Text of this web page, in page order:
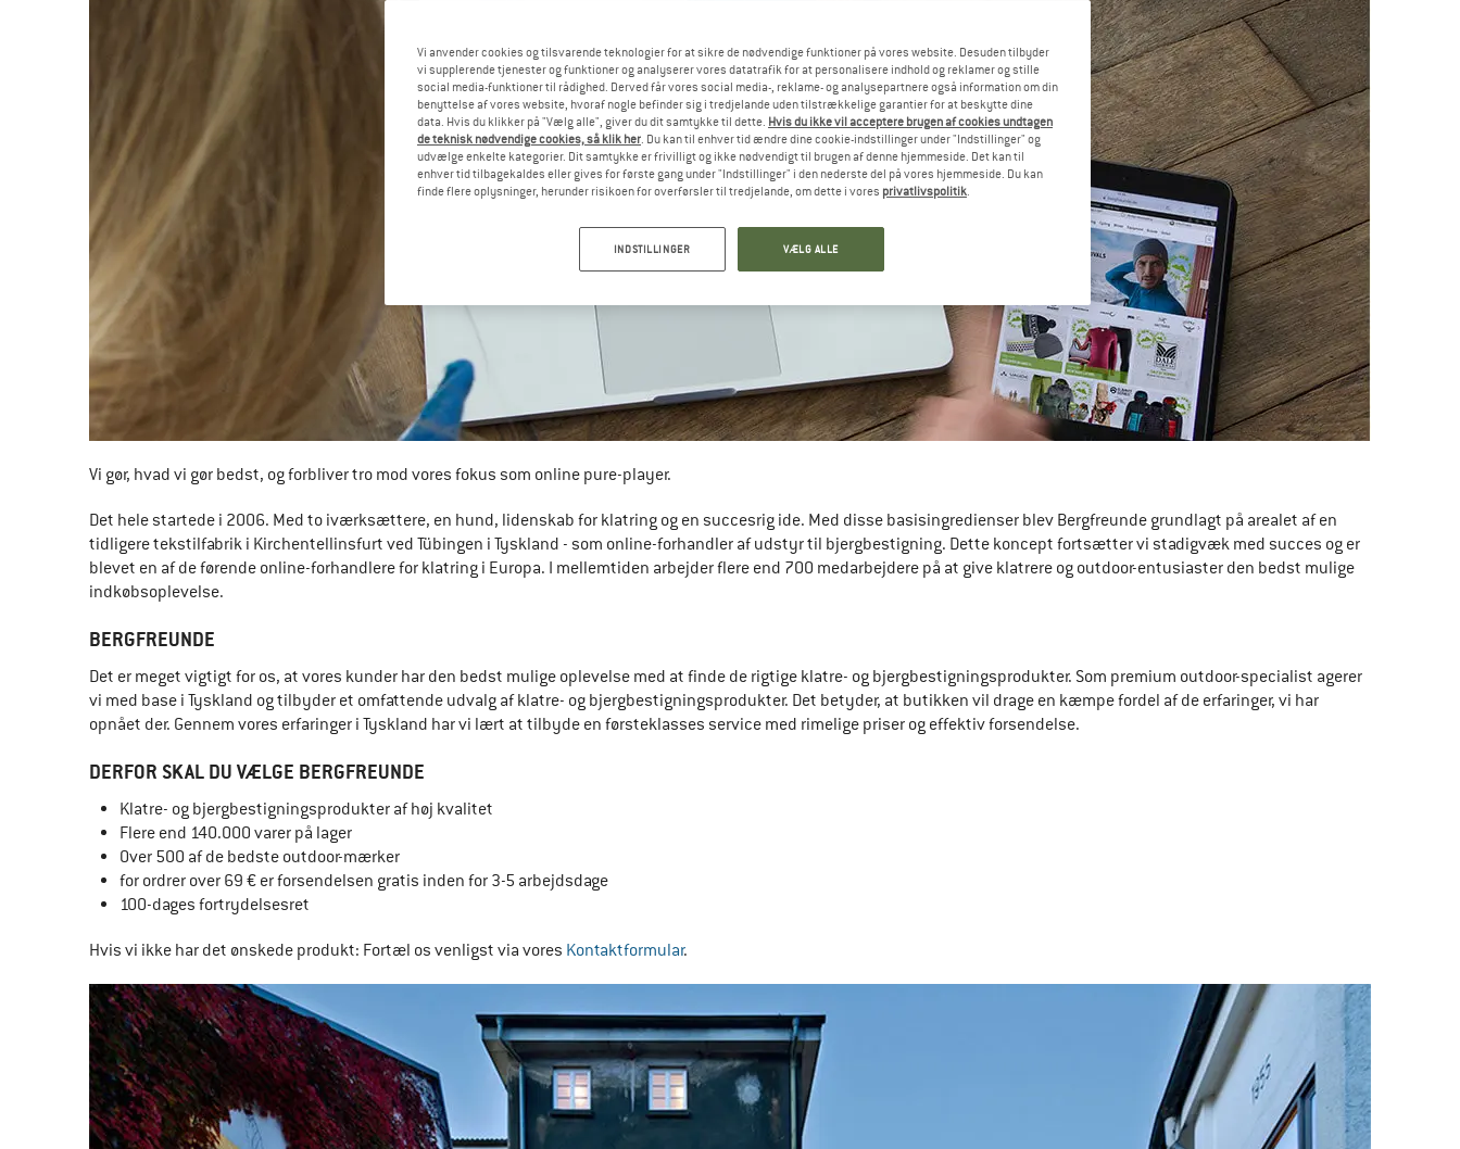
Vi gør, hvad vi gør bedst, og forbliver tro mod vores fokus som online pure-player.
Det hele startede i 2006. Med to iværksættere, en hund, lidenskab for klatring og en succesrig ide. Med disse basisingredienser blev Bergfreunde grundlagt på arealet af en
tidligere tekstilfabrik i Kirchentellinsfurt ved Tübingen i Tyskland - som online-forhandler af udstyr til bjergbestigning. Dette koncept fortsætter vi stadigvæk med succes og er
blevet en af de førende online-forhandlere for klatring i Europa. I mellemtiden arbejder flere end 700 medarbejdere på at give klatrere og outdoor-entusiaster den bedst mulige
indkøbsoplevelse.
BERGFREUNDE
Det er meget vigtigt for os, at vores kunder har den bedst mulige oplevelse med at finde de rigtige klatre- og bjergbestigningsprodukter. Som premium outdoor-specialist agerer
vi med base i Tyskland og tilbyder et omfattende udvalg af klatre- og bjergbestigningsprodukter. Det betyder, at butikken vil drage en kæmpe fordel af de erfaringer, vi har
opnået der. Gennem vores erfaringer i Tyskland har vi lært at tilbyde en førsteklasses service med rimelige priser og effektiv forsendelse.
DERFOR SKAL DU VÆLGE BERGFREUNDE
Klatre- og bjergbestigningsprodukter af høj kvalitet
Flere end 140.000 varer på lager
Over 500 af de bedste outdoor-mærker
for ordrer over 69 € er forsendelsen gratis inden for 3-5 arbejdsdage
100-dages fortrydelsesret
Hvis vi ikke har det ønskede produkt: Fortæl os venligst via vores Kontaktformular.
Vi anvender cookies og tilsvarende teknologier for at sikre de nødvendige funktioner på vores website. Desuden tilbyder
vi supplerende tjenester og funktioner og analyserer vores datatrafik for at personalisere indhold og reklamer og stille
social media-funktioner til rådighed. Derved får vores social media-, reklame- og analysepartnere også information om din
benyttelse af vores website, hvoraf nogle befinder sig i tredjelande uden tilstrækkelige garantier for at beskytte dine
data. Hvis du klikker på "Vælg alle", giver du dit samtykke til dette. Hvis du ikke vil acceptere brugen af cookies undtagen
de teknisk nødvendige cookies, så klik her. Du kan til enhver tid ændre dine cookie-indstillinger under "Indstillinger" og
udvælge enkelte kategorier. Dit samtykke er frivilligt og ikke nødvendigt til brugen af denne hjemmeside. Det kan til
enhver tid tilbagekaldes eller gives for første gang under "Indstillinger" i den nederste del på vores hjemmeside. Du kan
finde flere oplysninger, herunder risikoen for overførsler til tredjelande, om dette i vores privatlivspolitik.
INDSTILLINGER VÆLG ALLE